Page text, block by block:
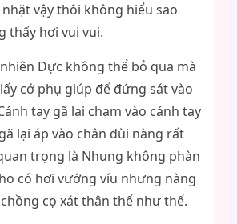
vậy thôi không hiểu sao
thấy hơi vui vui.
Dực không thể bỏ qua mà
cớ phụ giúp để đứng sát vào
tay gã lại chạm vào cánh tay
lại áp vào chân đùi nàng rất
trọng là Nhung không phàn
có hơi vướng víu nhưng nàng
cọ xát thân thể như thế.